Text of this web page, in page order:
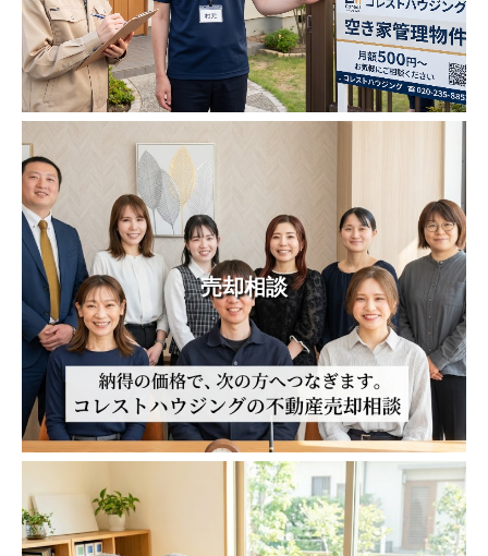
売却相談